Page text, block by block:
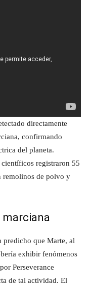
directamente
confirmando
del planeta.
registraron 55
remolinos de polvo y
marciana
predicho que Marte, al
exhibir fenómenos
Perseverance
de tal actividad. El